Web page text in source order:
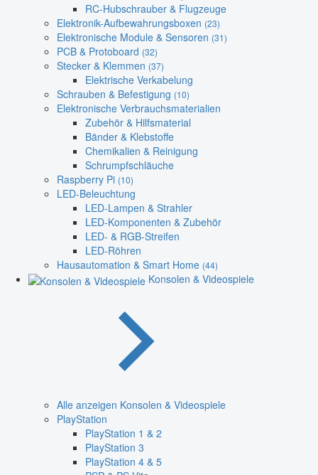
RC-Hubschrauber & Flugzeuge
Elektronik-Aufbewahrungsboxen (23)
Elektronische Module & Sensoren (31)
PCB & Protoboard (32)
Stecker & Klemmen (37)
Elektrische Verkabelung
Schrauben & Befestigung (10)
Elektronische Verbrauchsmaterialien
Zubehör & Hilfsmaterial
Bänder & Klebstoffe
Chemikalien & Reinigung
Schrumpfschläuche
Raspberry Pi (10)
LED-Beleuchtung
LED-Lampen & Strahler
LED-Komponenten & Zubehör
LED- & RGB-Streifen
LED-Röhren
Hausautomation & Smart Home (44)
Konsolen & Videospiele
Alle anzeigen Konsolen & Videospiele
PlayStation
PlayStation 1 & 2
PlayStation 3
PlayStation 4 & 5